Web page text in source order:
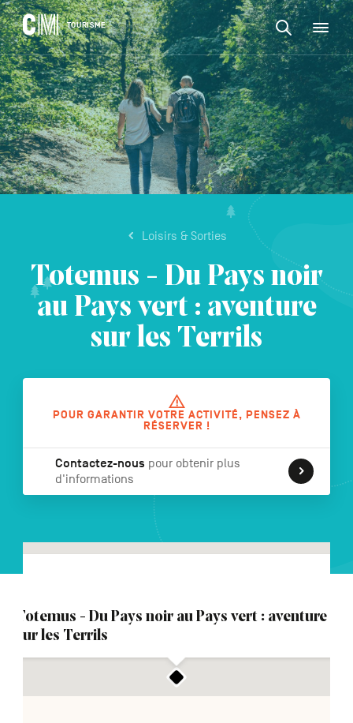
CONTENU
CM
Tourisme
TOURISME
Navigation
principale
NL DE EN
Navigation
Rechercher
une
activité,
un
logement…
Rechercher
une
activité,
un
logement…
VALIDER
Loisirs & Sorties
Totemus - Du Pays noir
au Pays vert : aventure
sur les Terrils
POUR GARANTIR VOTRE ACTIVITÉ, PENSEZ À
RÉSERVER !
Contactez-nous pour obtenir plus
d'informations
Totemus - Du Pays noir au Pays vert : aventure
sur les Terrils